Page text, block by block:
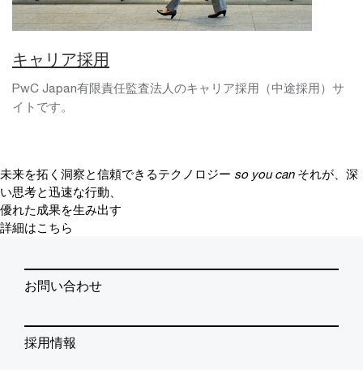
キャリア採用
PwC Japan有限責任監査法人のキャリア採用（中途採用）サ
イトです。
未来を拓く洞察と信頼できるテクノロジー so you can それが、深
い思考と迅速な行動、
優れた成果を生み出す
詳細はこちら
お問い合わせ
採用情報